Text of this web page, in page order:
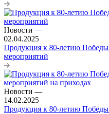
Новости —
02.04.2025
Продукция к 80-летию Победы
мероприятий
Новости —
14.02.2025
Продукция к 80-летию Победы